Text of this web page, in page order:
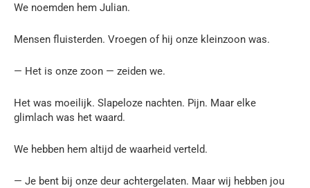
We noemden hem Julian.
Mensen fluisterden. Vroegen of hij onze kleinzoon was.
— Het is onze zoon — zeiden we.
Het was moeilijk. Slapeloze nachten. Pijn. Maar elke
glimlach was het waard.
We hebben hem altijd de waarheid verteld.
— Je bent bij onze deur achtergelaten. Maar wij hebben jou